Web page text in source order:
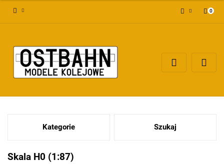
Dodaj zgłoszenie
0
Kategorie Szukaj
Skala H0 (1:87)